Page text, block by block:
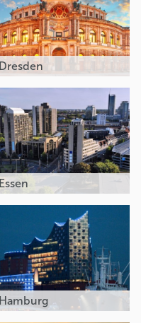
Dresden
Essen
Hamburg